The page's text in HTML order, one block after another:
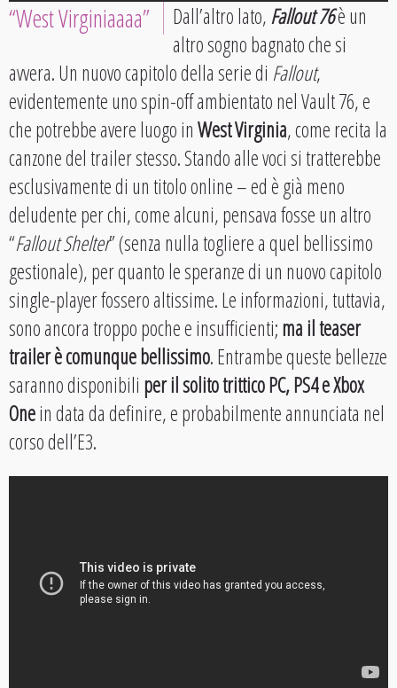
“West Virginiaaaa” Dall’altro lato,Fallout 76è un
altro sogno bagnato che si
avvera. Un nuovo capitolo della serie di Fallout,
evidentemente uno spin-off ambientato nel Vault 76, e
che potrebbe avere luogo inWest Virginia, come recita la
canzone del trailer stesso. Stando alle voci si tratterebbe
esclusivamente di un titolo online – ed è già meno
deludente per chi, come alcuni, pensava fosse un altro
“Fallout Shelter” (senza nulla togliere a quel bellissimo
gestionale), per quanto le speranze di un nuovo capitolo
single-player fossero altissime. Le informazioni, tuttavia,
sono ancora troppo poche e insufficienti;ma il teaser
trailer è comunque bellissimo. Entrambe queste bellezze
saranno disponibili per il solito trittico PC, PS4 e Xbox
Onein data da definire, e probabilmente annunciata nel
corso dell’E3.